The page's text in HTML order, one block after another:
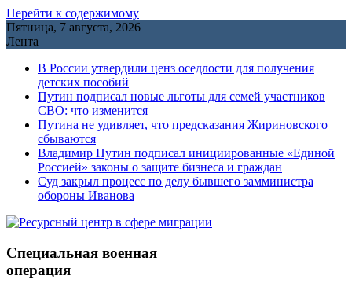
Перейти к содержимому
Пятница, 7 августа, 2026
Лента
В России утвердили ценз оседлости для получения
детских пособий
Путин подписал новые льготы для семей участников
СВО: что изменится
Путина не удивляет, что предсказания Жириновского
сбываются
Владимир Путин подписал инициированные «Единой
Россией» законы о защите бизнеса и граждан
Cуд закрыл процесс по делу бывшего замминистра
обороны Иванова
Специальная военная
операция